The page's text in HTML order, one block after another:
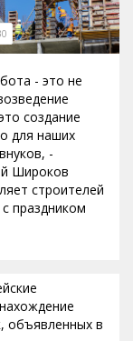
- это не
создание
для наших
-
Широков
строителей
праздником
объявленных в